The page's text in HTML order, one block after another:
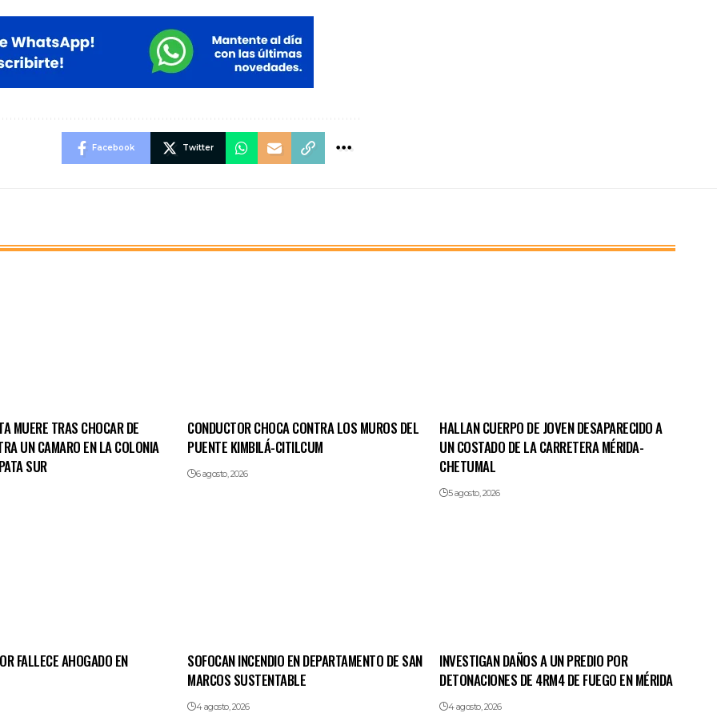
Facebook Twitter
MUERE TRAS CHOCAR DE
UN CAMARO EN LA COLONIA
SUR
CONDUCTOR CHOCA CONTRA LOS MUROS DEL
PUENTE KIMBILÁ-CITILCUM
6 agosto, 2026
HALLAN CUERPO DE JOVEN DESAPARECIDO A
UN COSTADO DE LA CARRETERA MÉRIDA-
CHETUMAL
5 agosto, 2026
FALLECE AHOGADO EN
SOFOCAN INCENDIO EN DEPARTAMENTO DE SAN
MARCOS SUSTENTABLE
4 agosto, 2026
INVESTIGAN DAÑOS A UN PREDIO POR
DETONACIONES DE 4RM4 DE FUEGO EN MÉRIDA
4 agosto, 2026